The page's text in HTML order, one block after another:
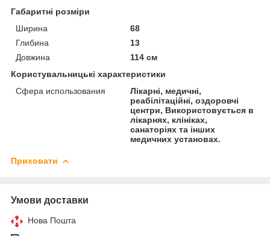
Габаритні розміри
Ширина
68
Глибина
13
Довжина
114 см
Користувальницькі характеристики
Сфера использования
Лікарні, медичні,
реабілітаційні, оздоровчі
центри, Використовується в
лікарнях, клініках,
санаторіях та інших
медичних установах.
Приховати
Умови доставки
Нова Пошта